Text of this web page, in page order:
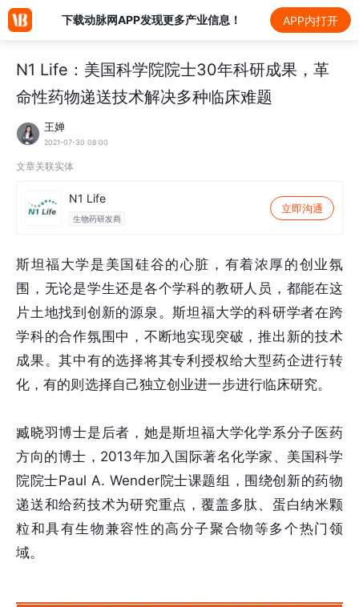
下载动脉网APP发现更多产业信息！ APP内打开
N1 Life：美国科学院院士30年科研成果，革
命性药物递送技术解决多种临床难题
王婵
2021-07-30 08:00
文章关联实体
N1 Life
生物药研发商
立即沟通
斯坦福大学是美国硅谷的心脏，有着浓厚的创业氛
围，无论是学生还是各个学科的教研人员，都能在这
片土地找到创新的源泉。斯坦福大学的科研学者在跨
学科的合作氛围中，不断地实现突破，推出新的技术
成果。其中有的选择将其专利授权给大型药企进行转
化，有的则选择自己独立创业进一步进行临床研究。
臧晓羽博士是后者，她是斯坦福大学化学系分子医药
方向的博士，2013年加入国际著名化学家、美国科学
院院士Paul A. Wender院士课题组，围绕创新的药物
递送和给药技术为研究重点，覆盖多肽、蛋白纳米颗
粒和具有生物兼容性的高分子聚合物等多个热门领
域。